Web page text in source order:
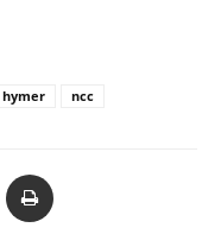
hymer ncc